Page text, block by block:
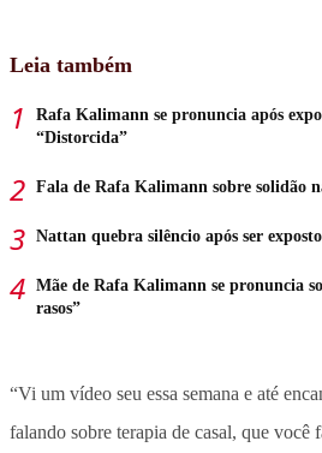
Leia também
Rafa Kalimann se pronuncia após
“Distorcida”
Fala de Rafa Kalimann sobre solidão
Nattan quebra silêncio após ser
Mãe de Rafa Kalimann se pronuncia
rasos”
“Vi um vídeo seu essa semana e até
falando sobre terapia de casal, que você